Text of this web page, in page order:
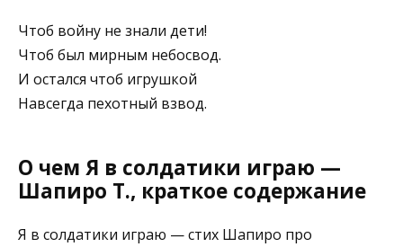
Чтоб войну не знали дети!
Чтоб был мирным небосвод.
И остался чтоб игрушкой
Навсегда пехотный взвод.
О чем Я в солдатики играю —
Шапиро Т., краткое содержание
Я в солдатики играю — стих Шапиро про